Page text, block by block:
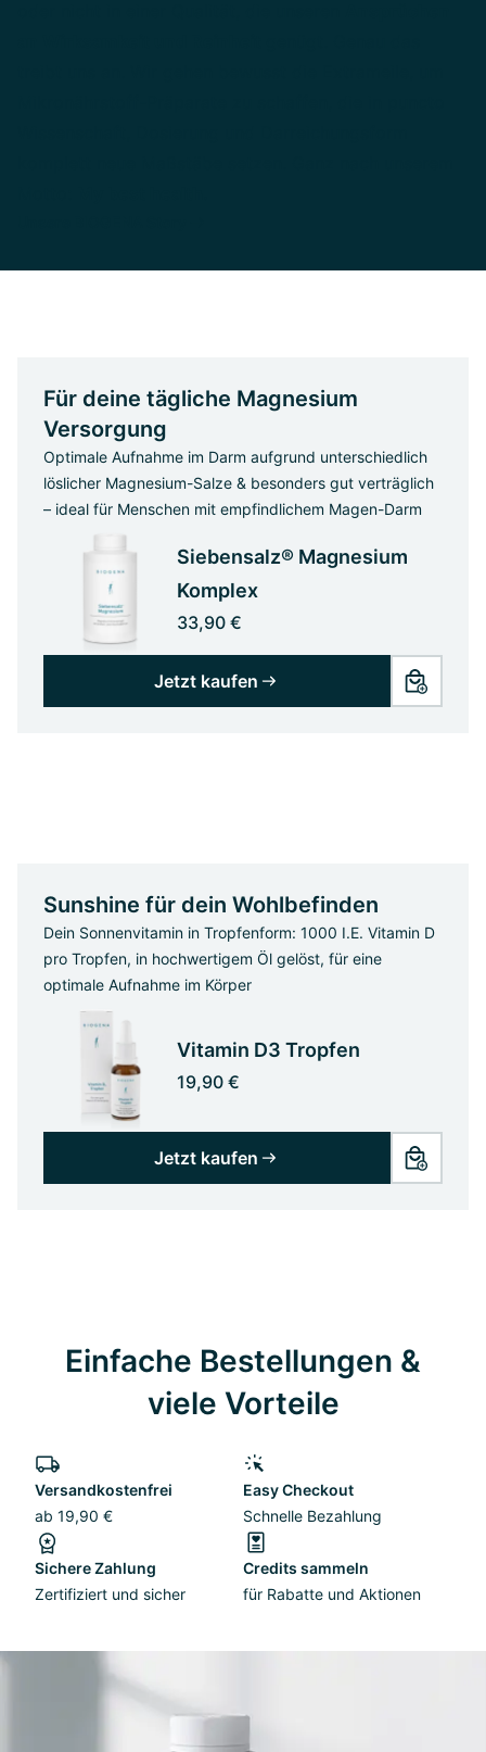
Für deine tägliche Magnesium
Versorgung
Optimale Aufnahme im Darm aufgrund unterschiedlich
löslicher Magnesium-Salze & besonders gut verträglich
– ideal für Menschen mit empfindlichem Magen-Darm
Siebensalz® Magnesium
Komplex
33,90 €
Jetzt kaufen
Sunshine für dein Wohlbefinden
Dein Sonnenvitamin in Tropfenform: 1000 I.E. Vitamin D
pro Tropfen, in hochwertigem Öl gelöst, für eine
optimale Aufnahme im Körper
Vitamin D3 Tropfen
19,90 €
Jetzt kaufen
Einfache Bestellungen &
viele Vorteile
Versandkostenfrei
ab 19,90 €
Easy Checkout
Schnelle Bezahlung
Sichere Zahlung
Zertifiziert und sicher
Credits sammeln
für Rabatte und Aktionen